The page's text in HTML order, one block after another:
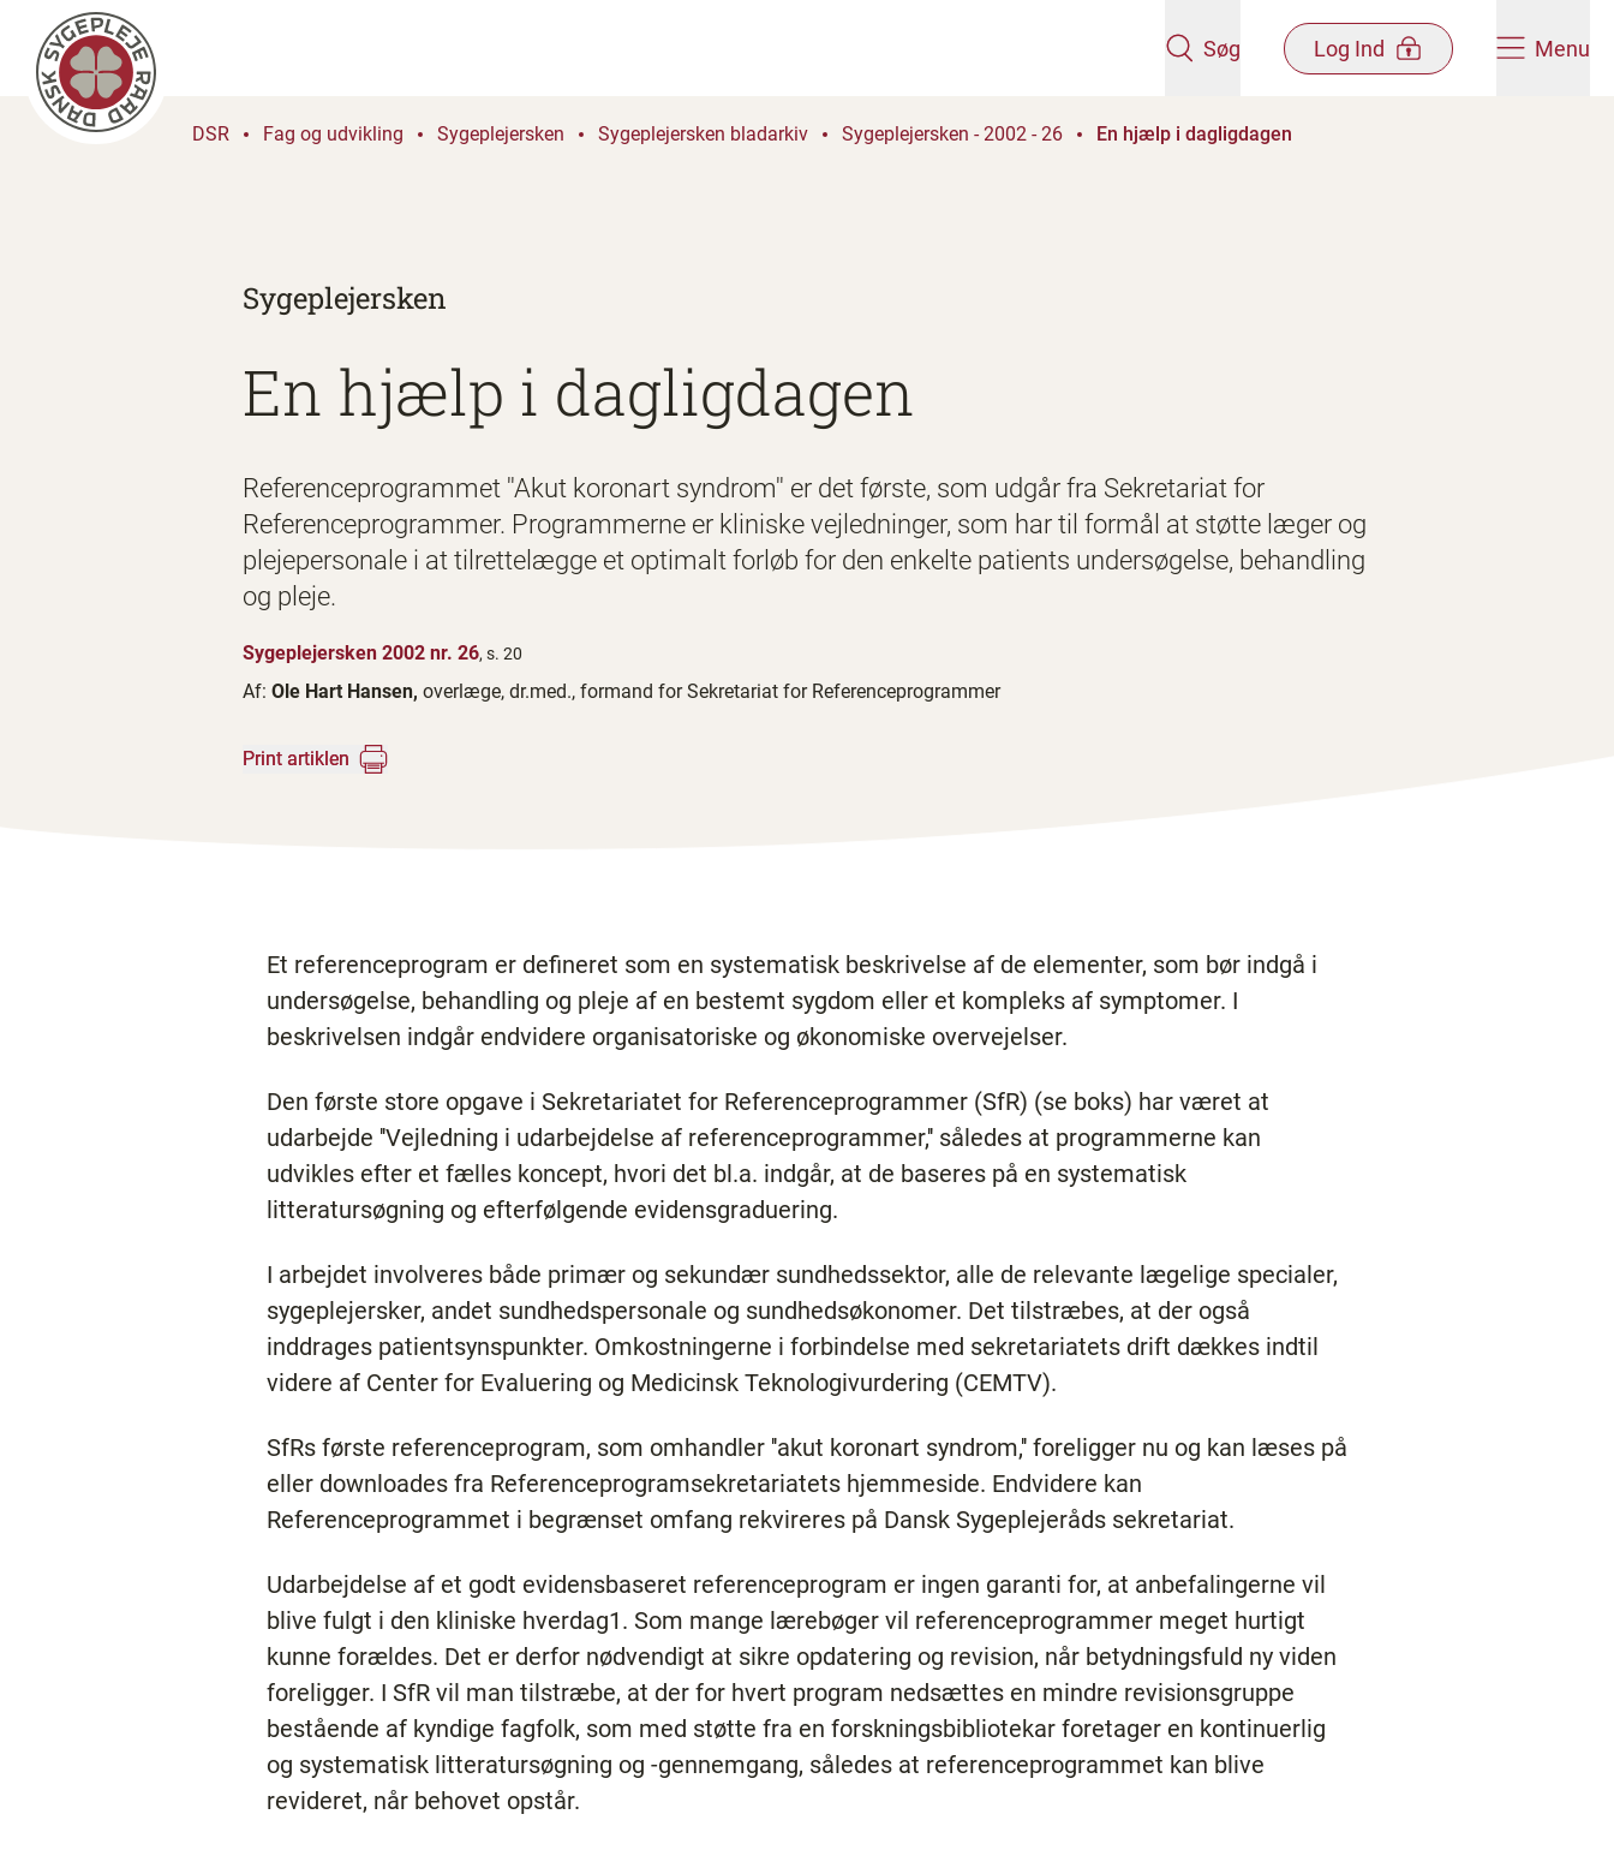
Søg Log Ind Menu
DSR Fag og udvikling Sygeplejersken Sygeplejersken bladarkiv Sygeplejersken - 2002 - 26 En hjælp i dagligdagen
Sygeplejersken
En hjælp i dagligdagen
Referenceprogrammet ''Akut koronart syndrom'' er det første, som udgår fra Sekretariat for
Referenceprogrammer. Programmerne er kliniske vejledninger, som har til formål at støtte læger og
plejepersonale i at tilrettelægge et optimalt forløb for den enkelte patients undersøgelse, behandling
og pleje.
Sygeplejersken 2002 nr. 26, s. 20
Af: Ole Hart Hansen, overlæge, dr.med., formand for Sekretariat for Referenceprogrammer
Print artiklen
Et referenceprogram er defineret som en systematisk beskrivelse af de elementer, som bør indgå i
undersøgelse, behandling og pleje af en bestemt sygdom eller et kompleks af symptomer. I
beskrivelsen indgår endvidere organisatoriske og økonomiske overvejelser.
Den første store opgave i Sekretariatet for Referenceprogrammer (SfR) (se boks) har været at
udarbejde ''Vejledning i udarbejdelse af referenceprogrammer,'' således at programmerne kan
udvikles efter et fælles koncept, hvori det bl.a. indgår, at de baseres på en systematisk
litteratursøgning og efterfølgende evidensgraduering.
I arbejdet involveres både primær og sekundær sundhedssektor, alle de relevante lægelige specialer,
sygeplejersker, andet sundhedspersonale og sundhedsøkonomer. Det tilstræbes, at der også
inddrages patientsynspunkter. Omkostningerne i forbindelse med sekretariatets drift dækkes indtil
videre af Center for Evaluering og Medicinsk Teknologivurdering (CEMTV).
SfRs første referenceprogram, som omhandler ''akut koronart syndrom,'' foreligger nu og kan læses på
eller downloades fra Referenceprogramsekretariatets hjemmeside. Endvidere kan
Referenceprogrammet i begrænset omfang rekvireres på Dansk Sygeplejeråds sekretariat.
Udarbejdelse af et godt evidensbaseret referenceprogram er ingen garanti for, at anbefalingerne vil
blive fulgt i den kliniske hverdag1. Som mange lærebøger vil referenceprogrammer meget hurtigt
kunne forældes. Det er derfor nødvendigt at sikre opdatering og revision, når betydningsfuld ny viden
foreligger. I SfR vil man tilstræbe, at der for hvert program nedsættes en mindre revisionsgruppe
bestående af kyndige fagfolk, som med støtte fra en forskningsbibliotekar foretager en kontinuerlig
og systematisk litteratursøgning og -gennemgang, således at referenceprogrammet kan blive
revideret, når behovet opstår.